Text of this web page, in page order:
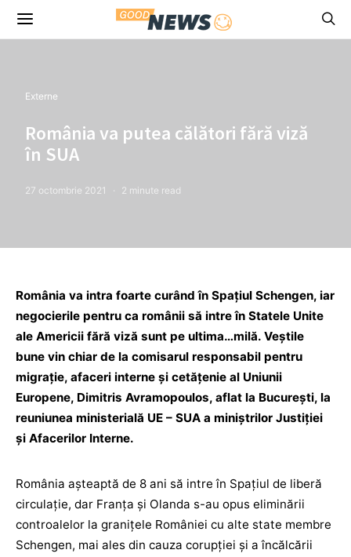
Externe
România va putea călători fără viză
în SUA
27 octombrie 2021 2 minute read
România va intra foarte curând în Spaţiul Schengen, iar
negocierile pentru ca românii să intre în Statele Unite
ale Americii fără viză sunt pe ultima…milă. Veştile
bune vin chiar de la comisarul responsabil pentru
migraţie, afaceri interne şi cetăţenie al Uniunii
Europene, Dimitris Avramopoulos, aflat la Bucureşti, la
reuniunea ministerială UE – SUA a miniştrilor Justiţiei
şi Afacerilor Interne.
România aşteaptă de 8 ani să intre în Spaţiul de liberă
circulaţie, dar Franţa şi Olanda s-au opus eliminării
controalelor la graniţele României cu alte state membre
Schengen, mai ales din cauza corupţiei şi a încălcării